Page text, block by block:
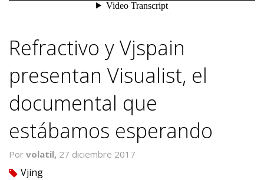
Refractivo y Vjspain
presentan Visualist, el
documental que
estábamos esperando
Por volatil, 27 diciembre 2017
tag Vjing